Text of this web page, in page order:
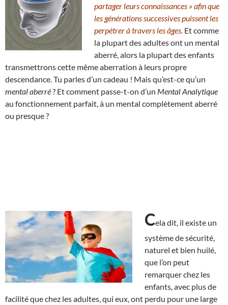
partager leurs connaissances » afin que
les générations successives puissent les
perpétrer à travers les âges. Et comme
la plupart des adultes ont un mental
aberré, alors la plupart des enfants
transmettrons cette même aberration à leurs propre
descendance. Tu parles d’un cadeau ! Mais qu’est-ce qu’un
mental aberré? Et comment passe-t-on d’un Mental Analytique
au fonctionnement parfait, à un mental complètement aberré
ou presque ?
Cela dit, il existe un
système de sécurité,
naturel et bien huilé,
que l’on peut
remarquer chez les
enfants, avec plus de
facilité que chez les adultes, qui eux, ont perdu pour une large